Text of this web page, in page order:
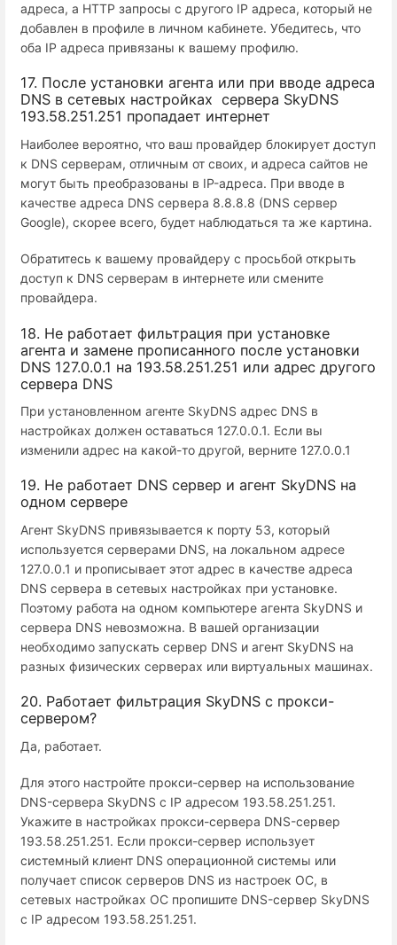
адреса, а HTTP запросы с другого IP адреса, который не
добавлен в профиле в личном кабинете. Убедитесь, что
оба IP адреса привязаны к вашему профилю.
17. После установки агента или при вводе адреса
DNS в сетевых настройках сервера SkyDNS
193.58.251.251 пропадает интернет
Наиболее вероятно, что ваш провайдер блокирует доступ
к DNS серверам, отличным от своих, и адреса сайтов не
могут быть преобразованы в IP-адреса. При вводе в
качестве адреса DNS сервера 8.8.8.8 (DNS сервер
Google), скорее всего, будет наблюдаться та же картина.
Обратитесь к вашему провайдеру с просьбой открыть
доступ к DNS серверам в интернете или смените
провайдера.
18. Не работает фильтрация при установке
агента и замене прописанного после установки
DNS 127.0.0.1 на 193.58.251.251 или адрес другого
сервера DNS
При установленном агенте SkyDNS адрес DNS в
настройках должен оставаться 127.0.0.1. Если вы
изменили адрес на какой-то другой, верните 127.0.0.1
19. Не работает DNS сервер и агент SkyDNS на
одном сервере
Агент SkyDNS привязывается к порту 53, который
используется серверами DNS, на локальном адресе
127.0.0.1 и прописывает этот адрес в качестве адреса
DNS сервера в сетевых настройках при установке.
Поэтому работа на одном компьютере агента SkyDNS и
сервера DNS невозможна. В вашей организации
необходимо запускать сервер DNS и агент SkyDNS на
разных физических серверах или виртуальных машинах.
20. Работает фильтрация SkyDNS с прокси-
сервером?
Да, работает.
Для этого настройте прокси-сервер на использование
DNS-сервера SkyDNS с IP адресом 193.58.251.251.
Укажите в настройках прокси-сервера DNS-сервер
193.58.251.251. Если прокси-сервер использует
системный клиент DNS операционной системы или
получает список серверов DNS из настроек ОС, в
сетевых настройках ОС пропишите DNS-сервер SkyDNS
с IP адресом 193.58.251.251.